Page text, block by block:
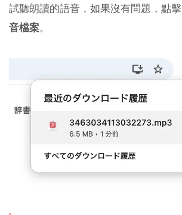
試聽朗讀的語音，如果沒有問題，點擊
音檔案。